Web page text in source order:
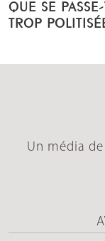
QUE SE
TROP
Un média de